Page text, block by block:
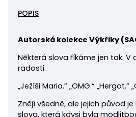
POPIS
Autorská kolekce Výkřiky (
Některá slova říkáme jen tak. V
radosti.
„Ježíši Maria.“ „OMG.“ „Hergot.“
Znějí všedně, ale jejich původ
slova, která kdysi byla